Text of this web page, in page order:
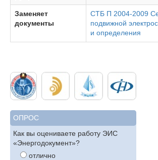
Заменяет
документы
СТБ П 2004-2009
подвижной
и определения
ОПРОС
Как вы оцениваете работу ЭИС
«Энергодокумент»?
отлично